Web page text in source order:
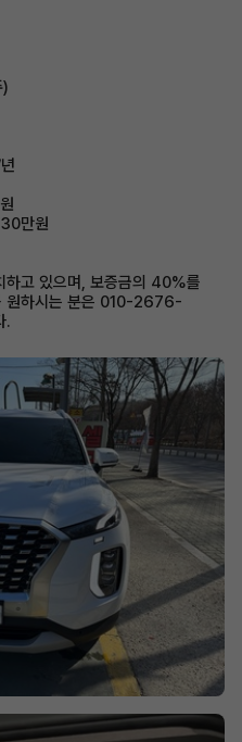
만원
하고 있으며, 보증금의 40%를
원하시는 분은 010-2676-
.